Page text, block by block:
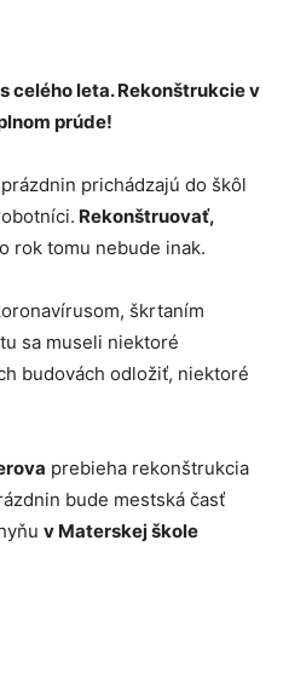
celého leta. Rekonštrukcie v
prúde!
prichádzajú do škôl
Rekonštruovať,
rok tomu nebude inak.
škrtaním
sa museli niektoré
budovách odložiť, niektoré
prebieha rekonštrukcia
bude mestská časť
v Materskej škole